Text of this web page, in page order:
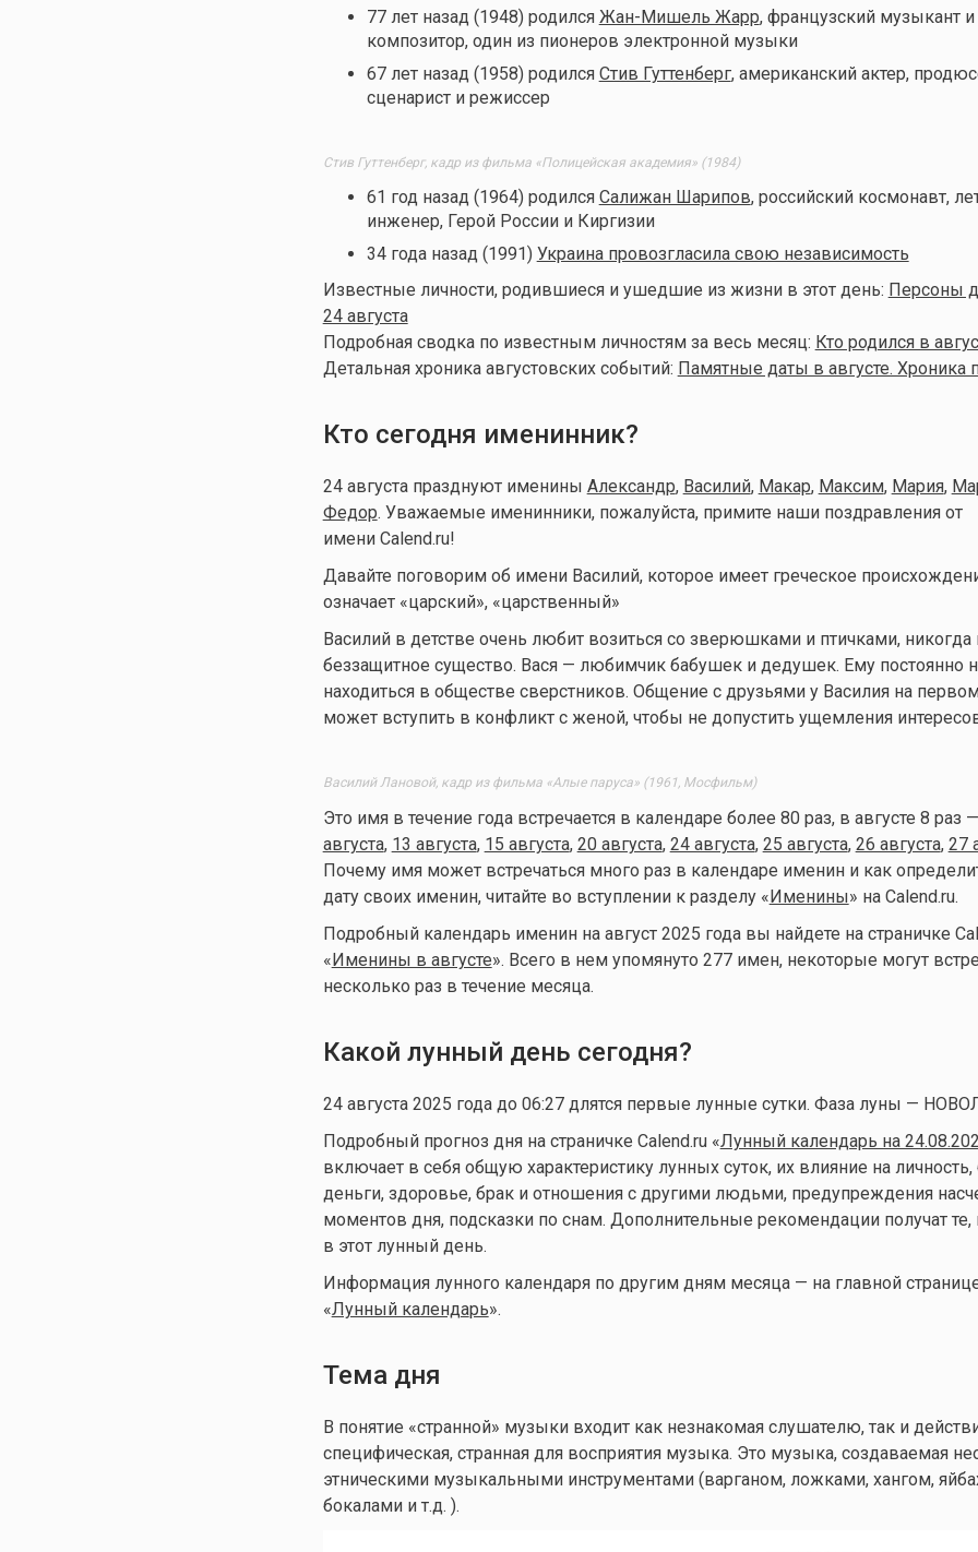
77 лет назад (1948) родился Жан-Мишель Жарр, французский музыкант и
композитор, один из пионеров электронной музыки
67 лет назад (1958) родился Стив Гуттенберг, американский актер,
сценарист и режиссер
Стив Гуттенберг, кадр из фильма «Полицейская академия» (1984)
61 год назад (1964) родился Салижан Шарипов, российский космонавт,
инженер, Герой России и Киргизии
34 года назад (1991) Украина провозгласила свою независимость
Известные личности, родившиеся и ушедшие из жизни в этот день: Персоны
24 августа
Подробная сводка по известным личностям за весь месяц: Кто родился в
Детальная хроника августовских событий: Памятные даты в августе. Хроника
Кто сегодня именинник?
24 августа празднуют именины Александр, Василий, Макар, Максим, Мария,
Федор. Уважаемые именинники, пожалуйста, примите наши поздравления от
имени Calend.ru!
Давайте поговорим об имени Василий, которое имеет греческое
означает «царский», «царственный»
Василий в детстве очень любит возиться со зверюшками и птичками, никогда
беззащитное существо. Вася — любимчик бабушек и дедушек. Ему постоянно
находиться в обществе сверстников. Общение с друзьями у Василия на
может вступить в конфликт с женой, чтобы не допустить ущемления
Василий Лановой, кадр из фильма «Алые паруса» (1961, Мосфильм)
Это имя в течение года встречается в календаре более 80 раз, в августе 8 раз —
августа, 13 августа, 15 августа, 20 августа, 24 августа, 25 августа, 26 августа, 27
Почему имя может встречаться много раз в календаре именин и как
дату своих именин, читайте во вступлении к разделу « Именины» на Calend.ru.
Подробный календарь именин на август 2025 года вы найдете на страничке
« Именины в августе». Всего в нем упомянуто 277 имен, некоторые могут
несколько раз в течение месяца.
Какой лунный день сегодня?
24 августа 2025 года до 06:27 длятся первые лунные сутки. Фаза луны —
Подробный прогноз дня на страничке Calend.ru «Лунный календарь на
включает в себя общую характеристику лунных суток, их влияние на личность,
деньги, здоровье, брак и отношения с другими людьми, предупреждения
моментов дня, подсказки по снам. Дополнительные рекомендации получат те,
в этот лунный день.
Информация лунного календаря по другим дням месяца — на главной
«Лунный календарь».
Тема дня
В понятие «странной» музыки входит как незнакомая слушателю, так и
специфическая, странная для восприятия музыка. Это музыка, создаваемая
этническими музыкальными инструментами (варганом, ложками, хангом,
бокалами и т.д. ).